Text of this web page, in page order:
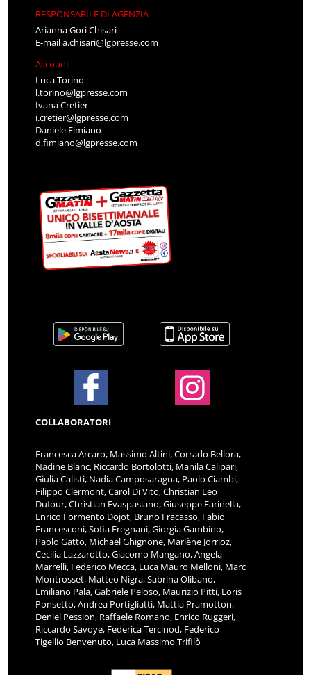
RESPONSABILE DI AGENZIA
Arianna Gori Chisari
E-maila.chisari@lgpresse.com
Account
Luca Torino
l.torino@lgpresse.com
Ivana Cretier
i.cretier@lgpresse.com
Daniele Fimiano
d.fimiano@lgpresse.com
COLLABORATORI
Francesca Arcaro, Massimo Altini, Corrado Bellora,
Nadine Blanc, Riccardo Bortolotti, Manila Calipari,
Giulia Calisti, Nadia Camposaragna, Paolo Ciambi,
Filippo Clermont, Carol Di Vito, Christian Leo
Dufour, Christian Evaspasiano, Giuseppe Farinella,
Enrico Formento Dojot, Bruno Fracasso, Fabio
Francesconi, Sofia Fregnani, Giorgia Gambino,
Paolo Gatto, Michael Ghignone, Marlène Jorrioz,
Cecilia Lazzarotto, Giacomo Mangano, Angela
Marrelli, Federico Mecca, Luca Mauro Melloni, Marc
Montrosset, Matteo Nigra, Sabrina Olibano,
Emiliano Pala, Gabriele Peloso, Maurizio Pitti, Loris
Ponsetto, Andrea Portigliatti, Mattia Pramotton,
Deniel Pession, Raffaele Romano, Enrico Ruggeri,
Riccardo Savoye, Federica Tercinod, Federico
Tigellio Benvenuto, Luca Massimo Trifilò